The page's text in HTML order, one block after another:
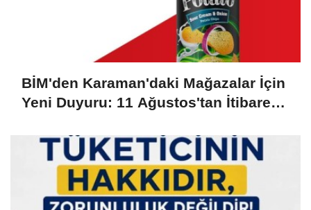
BİM'den Karaman'daki Mağazalar İçin
Yeni Duyuru: 11 Ağustos'tan İtibaren